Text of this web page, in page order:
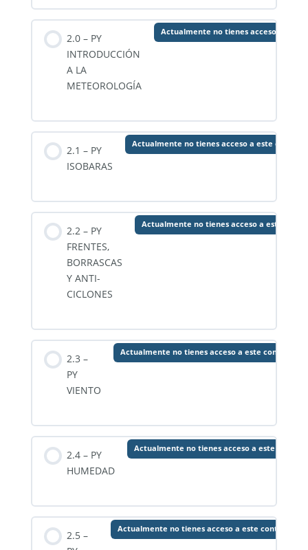
2.0 – PY
INTRODUCCIÓN
A LA
METEOROLOGÍA
Actualmente no tienes acceso a este
2.1 – PY
ISOBARAS
Actualmente no tienes acceso a este
2.2 – PY
FRENTES,
BORRASCAS
Y ANTI-
CICLONES
Actualmente no tienes acceso a este
2.3 –
PY
VIENTO
Actualmente no tienes acceso a este contenido
2.4 – PY
HUMEDAD
Actualmente no tienes acceso a este
2.5 –
Actualmente no tienes acceso a este contenido